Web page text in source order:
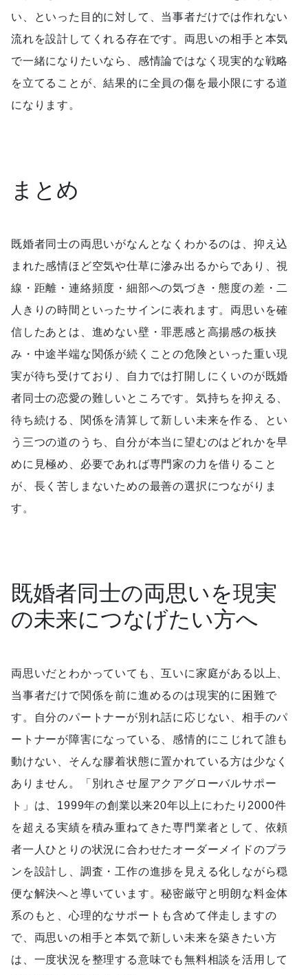
い、といった目的に対して、当事者だけでは作れない
流れを設計してくれる存在です。両思いの相手と本気
で一緒になりたいなら、感情論ではなく現実的な戦略
を立てることが、結果的に全員の傷を最小限にする道
になります。
まとめ
既婚者同士の両思いがなんとなくわかるのは、抑え込
まれた感情ほど空気や仕草に滲み出るからであり、視
線・距離・連絡頻度・細部への気づき・態度の差・二
人きりの時間といったサインに表れます。両思いを確
信したあとは、進めない壁・罪悪感と高揚感の板挟
み・中途半端な関係が続くことの危険といった重い現
実が待ち受けており、自力では打開しにくいのが既婚
者同士の恋愛の難しいところです。気持ちを抑える、
待ち続ける、関係を清算して新しい未来を作る、とい
う三つの道のうち、自分が本当に望むのはどれかを早
めに見極め、必要であれば専門家の力を借りること
が、長く苦しまないための最善の選択につながりま
す。
既婚者同士の両思いを現実
の未来につなげたい方へ
両思いだとわかっていても、互いに家庭がある以上、
当事者だけで関係を前に進めるのは現実的に困難で
す。自分のパートナーが別れ話に応じない、相手のパ
ートナーが障害になっている、感情的にこじれて誰も
動けない、そんな膠着状態に置かれている方は少なく
ありません。「別れさせ屋アクアグローバルサポー
ト」は、1999年の創業以来20年以上にわたり2000件
を超える実績を積み重ねてきた専門業者として、依頼
者一人ひとりの状況に合わせたオーダーメイドのプラ
ンを設計し、調査・工作の進捗を見える化しながら穏
便な解決へと導いています。秘密厳守と明朗な料金体
系のもと、心理的なサポートも含めて伴走しますの
で、両思いの相手と本気で新しい未来を築きたい方
は、一度状況を整理する意味でも無料相談を活用して